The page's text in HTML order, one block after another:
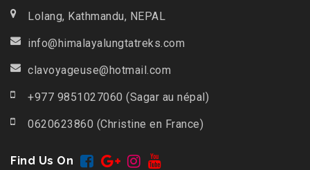
Lolang, Kathmandu, NEPAL
info@himalayalungtatreks.com
clavoyageuse@hotmail.com
+977 9851027060 (Sagar au népal)
0620623860 (Christine en France)
Find Us On